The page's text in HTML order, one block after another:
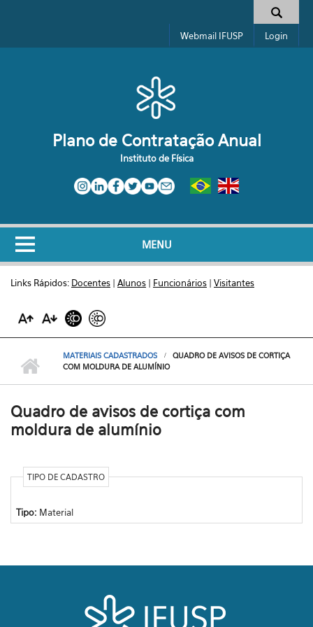
Formulário de busca
Webmail IFUSP Login
Plano de Contratação Anual
Instituto de Física
MENU
Links Rápidos: Docentes | Alunos | Funcionários | Visitantes
MATERIAIS CADASTRADOS
QUADRO DE AVISOS DE CORTIÇA
COM MOLDURA DE ALUMÍNIO
Quadro de avisos de cortiça com
moldura de alumínio
TIPO DE CADASTRO
Tipo: Material